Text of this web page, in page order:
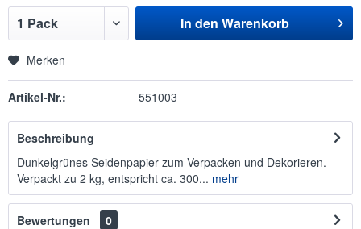
In den Warenkorb
Merken
Artikel-Nr.: 551003
Beschreibung
Dunkelgrünes Seidenpapier zum Verpacken und Dekorieren.
Verpackt zu 2 kg, entspricht ca. 300... mehr
Bewertungen
0